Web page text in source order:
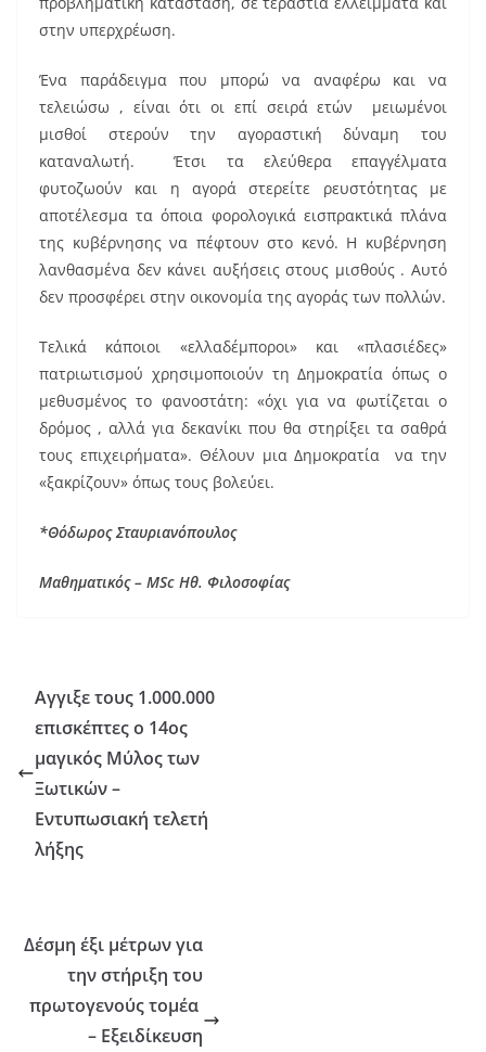
στην υπερχρέωση.
Ένα παράδειγμα που μπορώ να αναφέρω και να
τελειώσω , είναι ότι οι επί σειρά ετών μειωμένοι
μισθοί στερούν την αγοραστική δύναμη του
καταναλωτή. Έτσι τα ελεύθερα επαγγέλματα
φυτοζωούν και η αγορά στερείτε ρευστότητας με
αποτέλεσμα τα όποια φορολογικά εισπρακτικά πλάνα
της κυβέρνησης να πέφτουν στο κενό. Η κυβέρνηση
λανθασμένα δεν κάνει αυξήσεις στους μισθούς . Αυτό
δεν προσφέρει στην οικονομία της αγοράς των πολλών.
Τελικά κάποιοι «ελλαδέμποροι» και «πλασιέδες»
πατριωτισμού χρησιμοποιούν τη Δημοκρατία όπως ο
μεθυσμένος το φανοστάτη: «όχι για να φωτίζεται ο
δρόμος , αλλά για δεκανίκι που θα στηρίξει τα σαθρά
τους επιχειρήματα». Θέλουν μια Δημοκρατία να την
«ξακρίζουν» όπως τους βολεύει.
*Θόδωρος Σταυριανόπουλος
Μαθηματικός – MSc Ηθ. Φιλοσοφίας
Αγγιξε τους 1.000.000
επισκέπτες ο 14ος
μαγικός Μύλος των
Ξωτικών –
Εντυπωσιακή τελετή
λήξης
Δέσμη έξι μέτρων για
την στήριξη του
πρωτογενούς τομέα
– Εξειδίκευση